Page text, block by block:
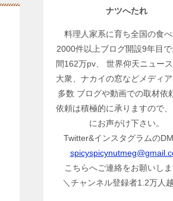
ナツへたれ
料理人家系に育ち全国の食べ
2000件以上ブログ開設9年目で
間162万pv、 世界仰天ニュー
大衆、ナカイの窓などメディ
多数 ブログや動画での取材依
依頼は積極的に承りますので
にお声がけ下さい。
Twitter&インスタグラムのDM
こちらへご連絡をお願いしま
＼チャンネル登録者1.2万人